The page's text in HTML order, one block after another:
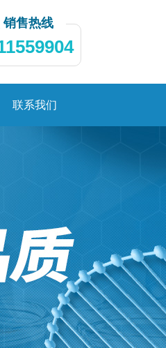
销售热线
联系我们